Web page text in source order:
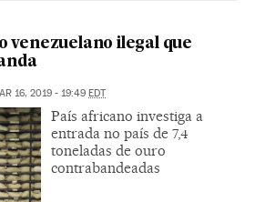
venezuelano ilegal que
16, 2019 - 19:49 EDT
País africano investiga a
entrada no país de 7,4
toneladas de ouro
contrabandeadas